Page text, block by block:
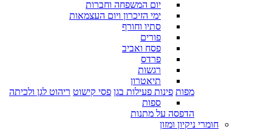
יום המשפחה וחברות
ימי הזיכרון ויום העצמאות
סתיו וחורף
פורים
פסח ואביב
פרדס
רגשות
תיאטרון
מפות פינות פעילות בגן פסי קישוט ריהוט לגן ולכיתה
ספות
הדפסה על מתנות
חומרי ניקיון ומזון